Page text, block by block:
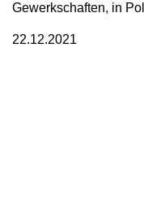
Gewerkschaften, in
22.12.2021